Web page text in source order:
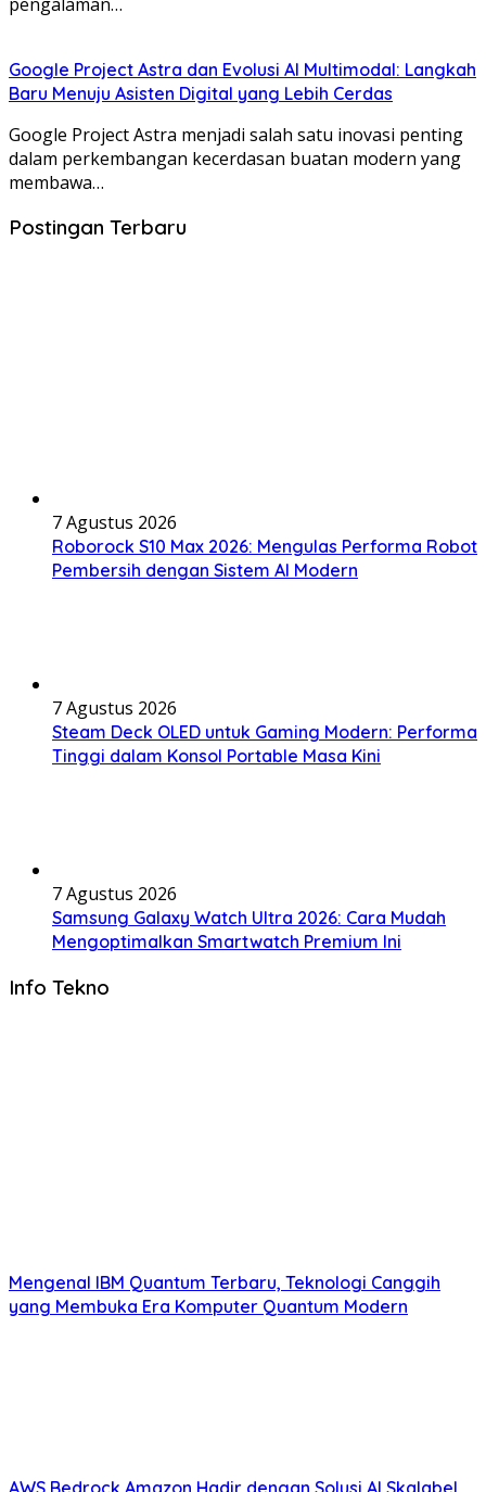
Google Project Astra dan Evolusi AI Multimodal: Langkah
Baru Menuju Asisten Digital yang Lebih Cerdas
Google Project Astra menjadi salah satu inovasi penting
dalam perkembangan kecerdasan buatan modern yang
membawa…
Postingan Terbaru
7 Agustus 2026
Roborock S10 Max 2026: Mengulas Performa Robot
Pembersih dengan Sistem AI Modern
7 Agustus 2026
Steam Deck OLED untuk Gaming Modern: Performa
Tinggi dalam Konsol Portable Masa Kini
7 Agustus 2026
Samsung Galaxy Watch Ultra 2026: Cara Mudah
Mengoptimalkan Smartwatch Premium Ini
Info Tekno
Mengenal IBM Quantum Terbaru, Teknologi Canggih
yang Membuka Era Komputer Quantum Modern
AWS Bedrock Amazon Hadir dengan Solusi AI Skalabel